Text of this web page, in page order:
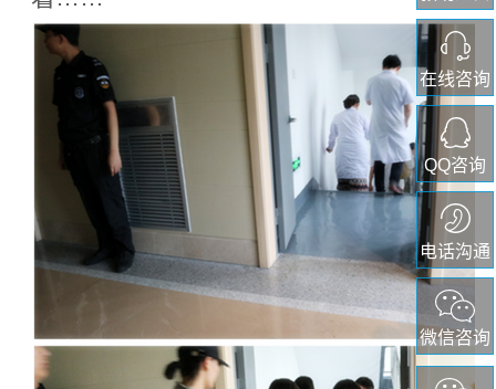
在线咨询
QQ咨询
电话沟通
微信咨询